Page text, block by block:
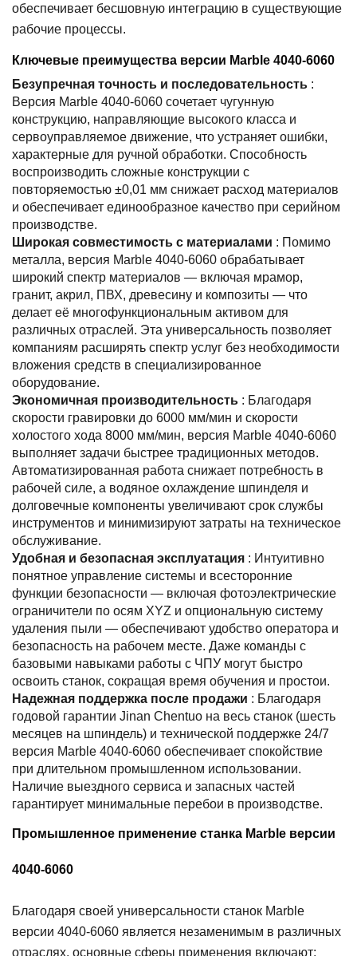
обеспечивает бесшовную интеграцию в существующие
рабочие процессы.
Ключевые преимущества версии Marble 4040-6060
Безупречная точность и последовательность :
Версия Marble 4040-6060 сочетает чугунную
конструкцию, направляющие высокого класса и
сервоуправляемое движение, что устраняет ошибки,
характерные для ручной обработки. Способность
воспроизводить сложные конструкции с
повторяемостью ±0,01 мм снижает расход материалов
и обеспечивает единообразное качество при серийном
производстве.
Широкая совместимость с материалами : Помимо
металла, версия Marble 4040-6060 обрабатывает
широкий спектр материалов — включая мрамор,
гранит, акрил, ПВХ, древесину и композиты — что
делает её многофункциональным активом для
различных отраслей. Эта универсальность позволяет
компаниям расширять спектр услуг без необходимости
вложения средств в специализированное
оборудование.
Экономичная производительность : Благодаря
скорости гравировки до 6000 мм/мин и скорости
холостого хода 8000 мм/мин, версия Marble 4040-6060
выполняет задачи быстрее традиционных методов.
Автоматизированная работа снижает потребность в
рабочей силе, а водяное охлаждение шпинделя и
долговечные компоненты увеличивают срок службы
инструментов и минимизируют затраты на техническое
обслуживание.
Удобная и безопасная эксплуатация : Интуитивно
понятное управление системы и всесторонние
функции безопасности — включая фотоэлектрические
ограничители по осям XYZ и опциональную систему
удаления пыли — обеспечивают удобство оператора и
безопасность на рабочем месте. Даже команды с
базовыми навыками работы с ЧПУ могут быстро
освоить станок, сокращая время обучения и простои.
Надежная поддержка после продажи : Благодаря
годовой гарантии Jinan Chentuo на весь станок (шесть
месяцев на шпиндель) и технической поддержке 24/7
версия Marble 4040-6060 обеспечивает спокойствие
при длительном промышленном использовании.
Наличие выездного сервиса и запасных частей
гарантирует минимальные перебои в производстве.
Промышленное применение станка Marble версии
4040-6060
Благодаря своей универсальности станок Marble
версии 4040-6060 является незаменимым в различных
отраслях, основные сферы применения включают: